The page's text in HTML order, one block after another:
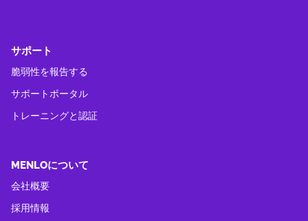
サポート
脆弱性を報告する
サポートポータル
トレーニングと認証
MENLOについて
会社概要
採用情報